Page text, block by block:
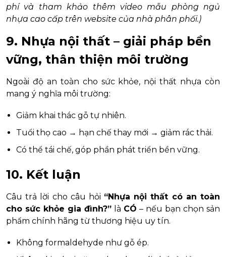
phí và tham khảo thêm video mẫu phòng ngủ
nhựa cao cấp trên website của nhà phân phối.)
9. Nhựa nội thất – giải pháp bền
vững, thân thiện môi trường
Ngoài độ an toàn cho sức khỏe, nội thất nhựa còn
mang ý nghĩa môi trường:
Giảm khai thác gỗ tự nhiên.
Tuổi thọ cao → hạn chế thay mới → giảm rác thải.
Có thể tái chế, góp phần phát triển bền vững.
10. Kết luận
Câu trả lời cho câu hỏi “Nhựa nội thất có an toàn
cho sức khỏe gia đình?” là CÓ – nếu bạn chọn sản
phẩm chính hãng từ thương hiệu uy tín.
Không formaldehyde như gỗ ép.